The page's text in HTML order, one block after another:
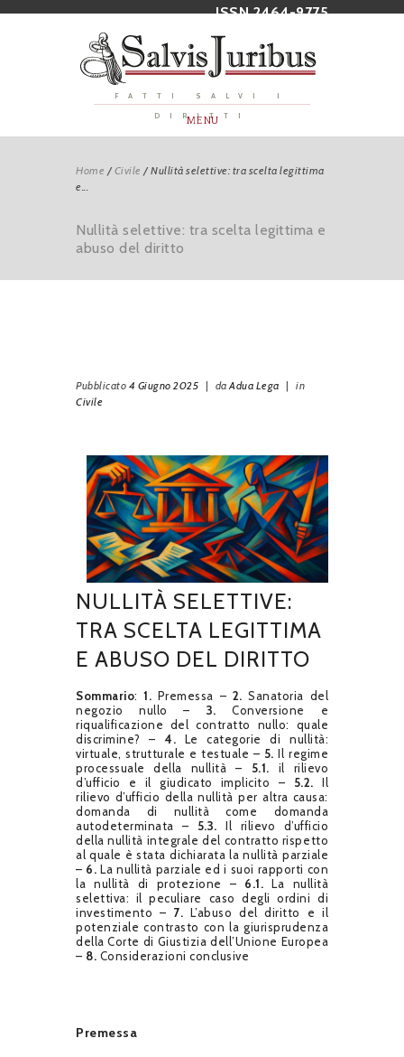
ISSN 2464-9775
FATTI SALVI I
DIRITTI
MENU
Home /Civile /Nullità selettive: tra scelta legittima
e...
Nullità selettive: tra scelta legittima e
abuso del diritto
Pubblicato 4 Giugno 2025 | daAdua Lega | in
Civile
NULLITÀ SELETTIVE:
TRA SCELTA LEGITTIMA
E ABUSO DEL DIRITTO
Sommario:1. Premessa – 2. Sanatoria del
negozio nullo – 3. Conversione e
riqualificazione del contratto nullo: quale
discrimine? –4. Le categorie di nullità:
virtuale, strutturale e testuale – 5. Il regime
processuale della nullità – 5.1. il rilievo
d’ufficio e il giudicato implicito – 5.2. Il
rilievo d’ufficio della nullità per altra causa:
domanda di nullità come domanda
autodeterminata – 5.3. Il rilievo d’ufficio
della nullità integrale del contratto rispetto
al quale è stata dichiarata la nullità parziale
– 6. La nullità parziale ed i suoi rapporti con
la nullità di protezione – 6.1. La nullità
selettiva: il peculiare caso degli ordini di
investimento – 7. L’abuso del diritto e il
potenziale contrasto con la giurisprudenza
della Corte di Giustizia dell’Unione Europea
– 8. Considerazioni conclusive
Premessa